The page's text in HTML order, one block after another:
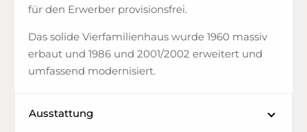
für den Erwerber provisionsfrei.
Das solide Vierfamilienhaus wurde 1960 massiv
erbaut und 1986 und 2001/2002 erweitert und
umfassend modernisiert.
Ausstattung